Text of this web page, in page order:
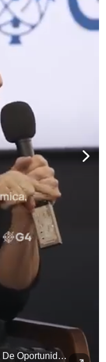
Zema Fala Sobre Uma Economia De Oportunidades Para O Empresário